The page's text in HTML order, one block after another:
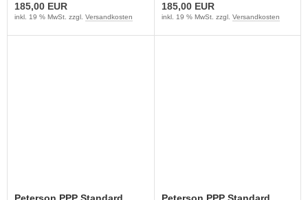
185,00 EUR
inkl. 19 % MwSt. zzgl. Versandkosten
185,00 EUR
inkl. 19 % MwSt. zzgl. Versandkosten
Peterson PPP Standard
Peterson PPP Standard